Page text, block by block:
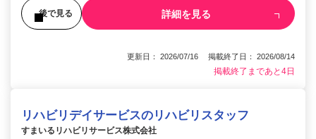
後で見る 詳細を見る
更新日： 2026/07/16 掲載終了日： 2026/08/14
掲載終了まであと4日
リハビリデイサービスのリハビリスタッフ
すまいるリハビリサービス株式会社